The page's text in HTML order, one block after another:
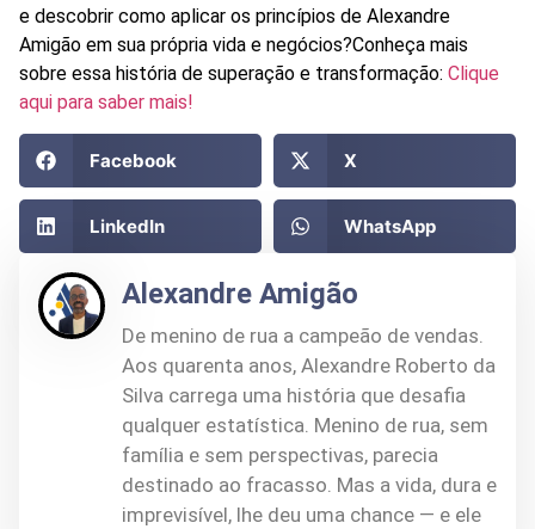
e descobrir como aplicar os princípios de Alexandre
Amigão em sua própria vida e negócios?Conheça mais
sobre essa história de superação e transformação: Clique
aqui para saber mais!
Facebook X
LinkedIn WhatsApp
Alexandre Amigão
De menino de rua a campeão de vendas.
Aos quarenta anos, Alexandre Roberto da
Silva carrega uma história que desafia
qualquer estatística. Menino de rua, sem
família e sem perspectivas, parecia
destinado ao fracasso. Mas a vida, dura e
imprevisível, lhe deu uma chance — e ele